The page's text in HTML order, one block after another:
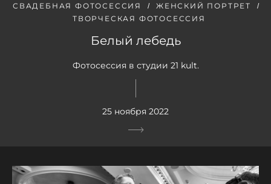
СВАДЕБНАЯ ФОТОСЕССИЯ
ЖЕНСКИЙ ПОРТРЕТ
ТВОРЧЕСКАЯ ФОТОСЕССИЯ
Белый лебедь
Фотосессия в студии 21 kult.
25 ноября 2022